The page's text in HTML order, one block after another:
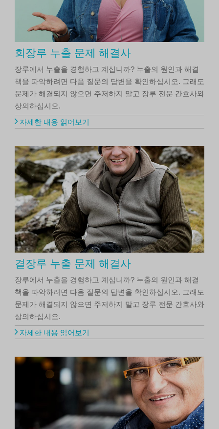
회장루 누출 문제 해결사
장루에서 누출을 경험하고 계십니까? 누출의 원인과 해결
책을 파악하려면 다음 질문의 답변을 확인하십시오. 그래도
문제가 해결되지 않으면 주저하지 말고 장루 전문 간호사와
상의하십시오.
자세한 내용 읽어보기
결장루 누출 문제 해결사
장루에서 누출을 경험하고 계십니까? 누출의 원인과 해결
책을 파악하려면 다음 질문의 답변을 확인하십시오. 그래도
문제가 해결되지 않으면 주저하지 말고 장루 전문 간호사와
상의하십시오.
자세한 내용 읽어보기